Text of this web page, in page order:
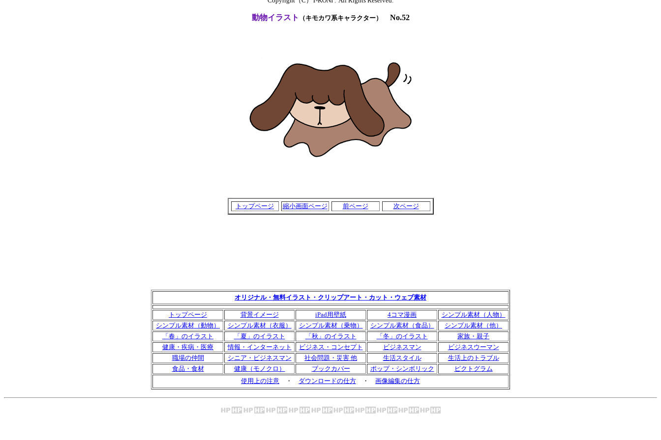
動物イラスト （キモカワ系キャラクター） No.52
トップページ 縮小画面ページ 前ページ 次ページ
オリジナル・無料イラスト・クリップアート・カット・ウェブ素材
トップページ 背景イメージ iPad用壁紙 4コマ漫画
シンプル素材（人物）
シンプル素材（動物）
シンプル素材（衣服） シンプル素材（乗物） シンプル素材（食品）
シンプル素材（他）
「春」のイラスト
「夏」のイラスト 「秋」のイラスト 「冬」のイラスト
家族・親子
健康・疾病・医療
情報・インターネット ビジネス・コンセプト ビジネスマン
ビジネスウーマン
職場の仲間
シニア・ビジネスマン 社会問題・災害 他 生活スタイル
生活上のトラブル
食品・食材
健康（モノクロ） ブックカバー ポップ・シンボリック
ピクトグラム
使用上の注意 ・ ダウンロードの仕方 ・ 画像編集の仕方